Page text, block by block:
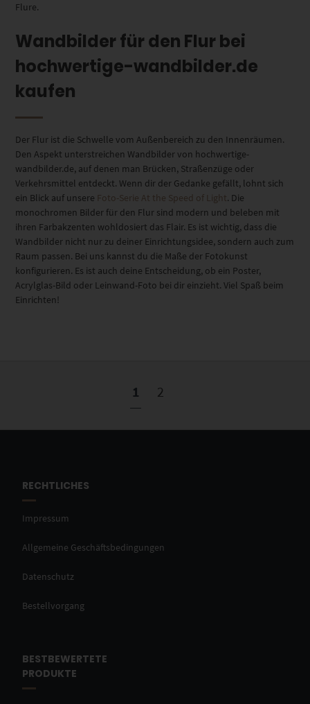
Flure.
Wandbilder für den Flur bei
hochwertige-wandbilder.de
kaufen
Der Flur ist die Schwelle vom Außenbereich zu den Innenräumen.
Den Aspekt unterstreichen Wandbilder von hochwertige-
wandbilder.de, auf denen man Brücken, Straßenzüge oder
Verkehrsmittel entdeckt. Wenn dir der Gedanke gefällt, lohnt sich
ein Blick auf unsere Foto-Serie At the Speed of Light. Die
monochromen Bilder für den Flur sind modern und beleben mit
ihren Farbakzenten wohldosiert das Flair. Es ist wichtig, dass die
Wandbilder nicht nur zu deiner Einrichtungsidee, sondern auch zum
Raum passen. Bei uns kannst du die Maße der Fotokunst
konfigurieren. Es ist auch deine Entscheidung, ob ein Poster,
Acrylglas-Bild oder Leinwand-Foto bei dir einzieht. Viel Spaß beim
Einrichten!
1 2
RECHTLICHES
Impressum
Allgemeine Geschäftsbedingungen
Datenschutz
Bestellvorgang
BESTBEWERTETE
PRODUKTE